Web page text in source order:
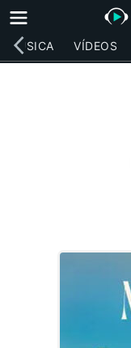
MÚSICA VÍDEOS